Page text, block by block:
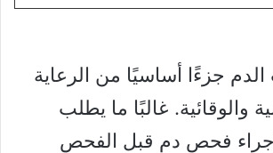
الدم جزءًا أساسيًا من الرعاية
والوقائية. غالبًا ما يطلب
فحص دمِِ قبل الفحص